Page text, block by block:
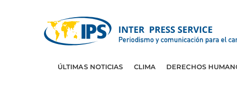
ÚLTIMAS NOTICIAS CLIMA DERECHOS